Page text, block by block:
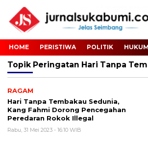
HOME PERISTIWA POLITIK HUKUM
Topik Peringatan Hari Tanpa
RAGAM
Hari Tanpa Tembakau Sedunia,
Kang Fahmi Dorong Pencegahan
Peredaran Rokok Illegal
Rabu, 31 Mei 2023 - 16:10 WIB